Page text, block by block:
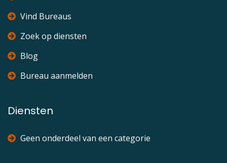
Vind Bureaus
Zoek op diensten
Blog
Bureau aanmelden
Diensten
Geen onderdeel van een categorie